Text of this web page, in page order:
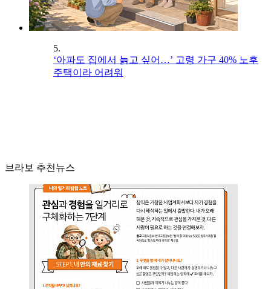
5.
‘아파도 집에서 늙고 싶어…’ 고령 가구 40% 노후
주택이라 어려워
브라보 추천뉴스